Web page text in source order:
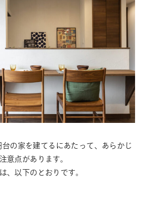
の家を建てるにあたって、あらかじ
意点があります。
、以下のとおりです。